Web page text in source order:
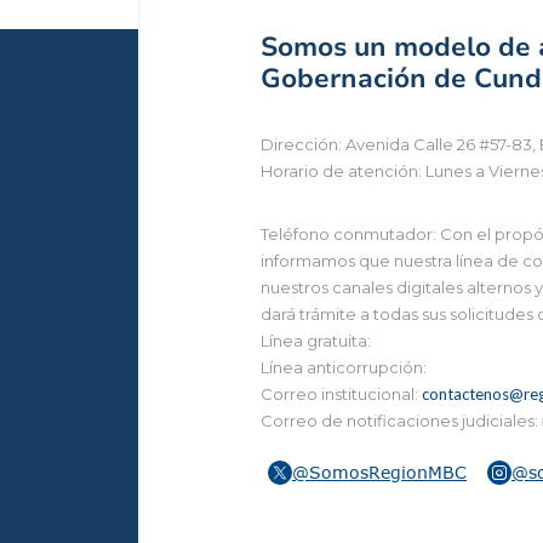
Somos un modelo
Gobernación de
Dirección: Avenida Calle 26 #57-83,
Horario de atención: Lunes a
Teléfono conmutador: Con el
informamos que nuestra línea de
nuestros canales digitales
dará trámite a todas sus
Línea gratuita:
Línea anticorrupción:
Correo institucional:
Correo de notificaciones judiciales:
@SomosRegionMBC